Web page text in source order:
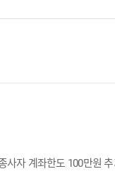
사자 계좌한도 100만원